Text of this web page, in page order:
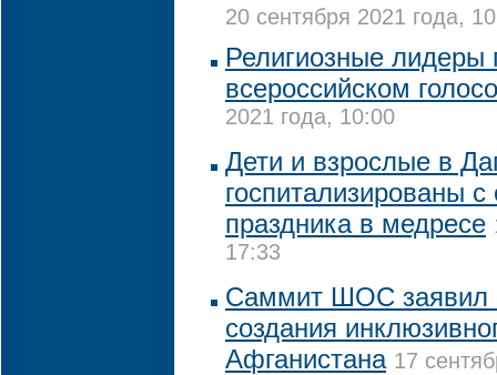
20 сентября 2021 года,
Религиозные лидеры
всероссийском
2021 года, 10:00
Дети и взрослые в
госпитализированы
праздника в медресе
17:33
Саммит ШОС заявил
создания
Афганистана 17